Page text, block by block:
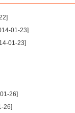
01-23]
01-23]
26]
26]